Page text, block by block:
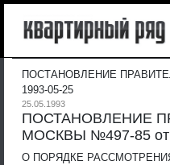
ПОСТАНОВЛЕНИЕ
1993-05-25
25.05.1993
ПОСТАНОВЛЕНИЕ
МОСКВЫ №497-85 от
О ПОРЯДКЕ